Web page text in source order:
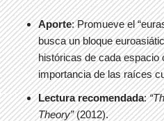
Aporte: Promueve el
busca un bloque
históricas de cada espacio
importancia de las raíces
Lectura recomendada:
Theory”(2012).